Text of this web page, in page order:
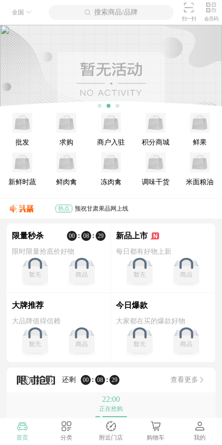
全国 搜索商品/品牌
扫一扫 会员码
批发 求购 商户入驻 积分商城 鲜果
新鲜时蔬 鲜肉禽 冻肉禽 调味干货 米面粮油
热点 预祝甘肃果品网上线
限量秒杀 00 : 08 : 29
限时限量抢底价好物
新品上市
每日都有好物上新
大牌推荐
大品牌值得信赖
今日爆款
大家都在买的爆款好物
还剩 00 : 08 : 29 查看更多
22:00
正在抢购
首页 分类 附近门店 购物车 我的